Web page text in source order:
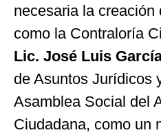
necesaria la creación
como la Contraloría
Lic. José Luis
de Asuntos Jurídicos
Asamblea Social del
Ciudadana, como un